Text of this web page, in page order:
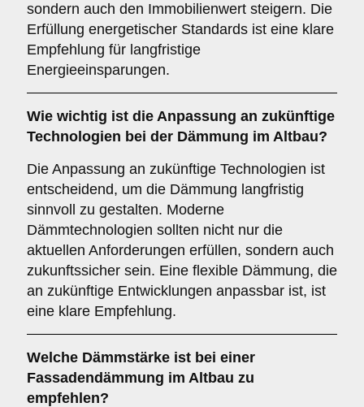
sondern auch den Immobilienwert steigern. Die
Erfüllung energetischer Standards ist eine klare
Empfehlung für langfristige
Energieeinsparungen.
Wie wichtig ist die Anpassung an zukünftige
Technologien bei der Dämmung im Altbau?
Die Anpassung an zukünftige Technologien ist
entscheidend, um die Dämmung langfristig
sinnvoll zu gestalten. Moderne
Dämmtechnologien sollten nicht nur die
aktuellen Anforderungen erfüllen, sondern auch
zukunftssicher sein. Eine flexible Dämmung, die
an zukünftige Entwicklungen anpassbar ist, ist
eine klare Empfehlung.
Welche Dämmstärke ist bei einer
Fassadendämmung im Altbau zu
empfehlen?